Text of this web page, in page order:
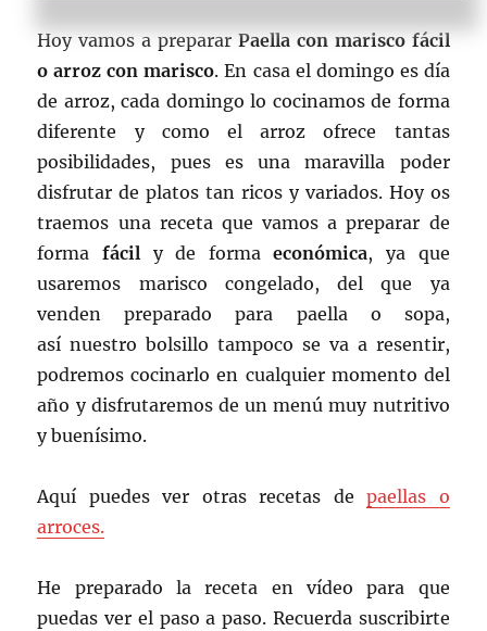
Hoy vamos a preparar Paella con marisco fácil
o arroz con marisco. En casa el domingo es día
de arroz, cada domingo lo cocinamos de forma
diferente y como el arroz ofrece tantas
posibilidades, pues es una maravilla poder
disfrutar de platos tan ricos y variados. Hoy os
traemos una receta que vamos a preparar de
formafácil y de formaeconómica, ya que
usaremos marisco congelado, del que ya
venden preparado para paella o sopa,
así nuestro bolsillo tampoco se va a resentir,
podremos cocinarlo en cualquier momento del
año y disfrutaremos de un menú muy nutritivo
y buenísimo.
Aquí puedes ver otras recetas depaellas o
arroces.
He preparado la receta en vídeo para que
puedas ver el paso a paso. Recuerda suscribirte